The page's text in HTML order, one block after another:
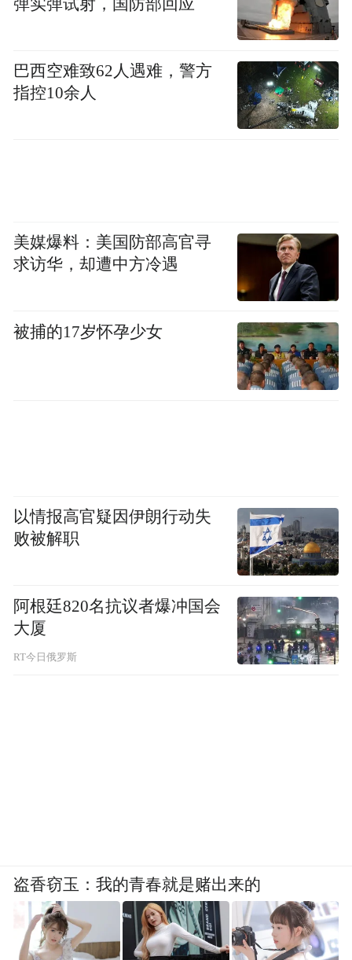
弹实弹试射，国防部回应
巴西空难致62人遇难，警方
指控10余人
美媒爆料：美国防部高官寻
求访华，却遭中方冷遇
被捕的17岁怀孕少女
以情报高官疑因伊朗行动失
败被解职
阿根廷820名抗议者爆冲国会
大厦
RT今日俄罗斯
盗香窃玉：我的青春就是赌出来的